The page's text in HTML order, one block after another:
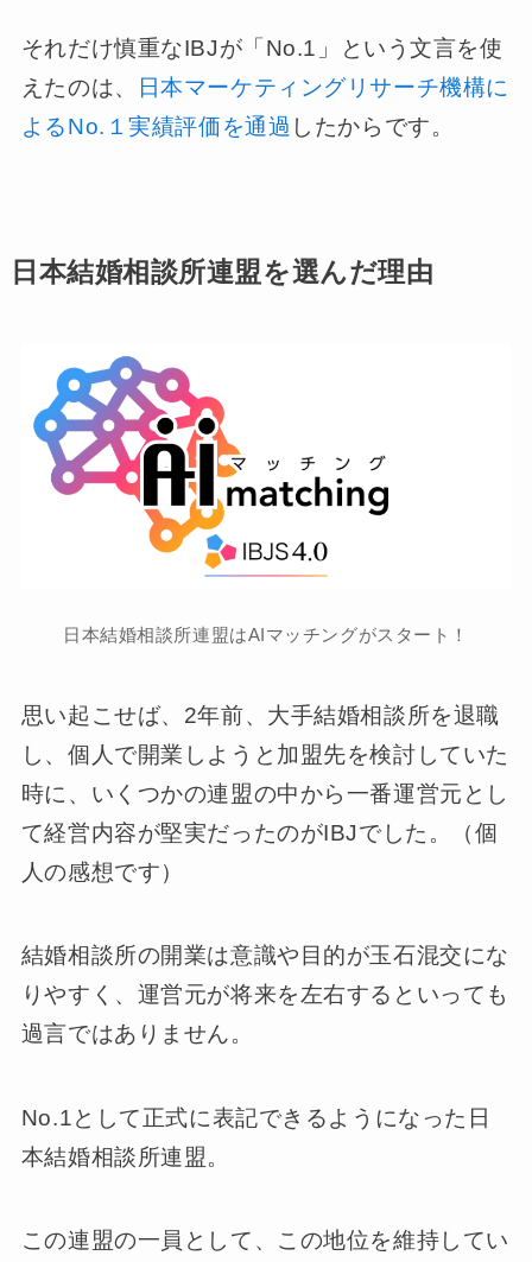
それだけ慎重なIBJが「No.1」という文言を使
えたのは、
日本マーケティングリサーチ機構に
よるNo.１実績評価を通過 したからです。
日本結婚相談所連盟を選んだ理由
日本結婚相談所連盟はAIマッチングがスタート！
思い起こせば、2年前、大手結婚相談所を退職
し、個人で開業しようと加盟先を検討していた
時に、いくつかの連盟の中から一番運営元とし
て経営内容が堅実だったのがIBJでした。（個
人の感想です）
結婚相談所の開業は意識や目的が玉石混交にな
りやすく、運営元が将来を左右するといっても
過言ではありません。
No.1として正式に表記できるようになった日
本結婚相談所連盟。
この連盟の一員として、この地位を維持してい